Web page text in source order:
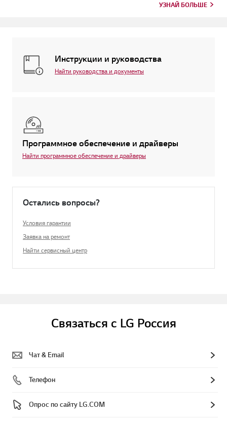
УЗНАЙ БОЛЬШЕ
Инструкции и руководства
Найти руководства и документы
Программное обеспечение и драйверы
Найти программное обеспечение и драйверы
Остались вопросы?
Условия гарантии
Заявка на ремонт
Найти сервисный центр
Связаться с LG Россия
Чат & Email
Телефон
Опрос по сайту LG.COM